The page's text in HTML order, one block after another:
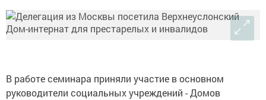
В работе семинара приняли участие в основном
руководители социальных учреждений - Домов